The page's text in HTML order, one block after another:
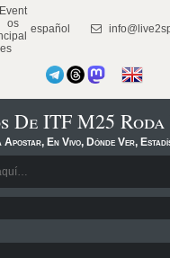
español
De ITF M25
Apostar, En Vivo, Dónde Ver,